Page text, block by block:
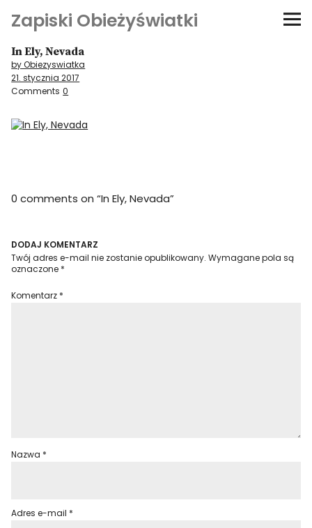
Zapiski Obieżyświatki
Podróże
Kultura i sztuka
Kątem oka
Niezwyczajne ściany
Dom na kółkach
In Ely, Nevada
by Obiezyswiatka
21. stycznia 2017
Comments 0
0 comments on “In Ely, Nevada”
DODAJ KOMENTARZ
Twój adres e-mail nie zostanie opublikowany. Wymagane pola są
oznaczone *
Komentarz *
Nazwa *
Adres e-mail *